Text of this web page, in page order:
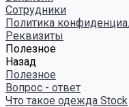
Сотрудники
Политика
Реквизиты
Полезное
Назад
Полезное
Вопрос - ответ
Что такое одежда Stock